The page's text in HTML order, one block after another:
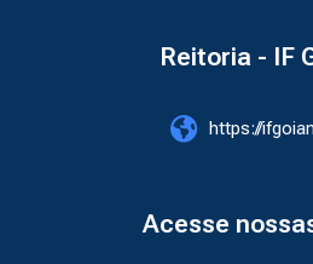
Reitoria - IF
https://
Acesse